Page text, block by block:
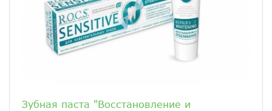
Зубная паста "Восстановление и